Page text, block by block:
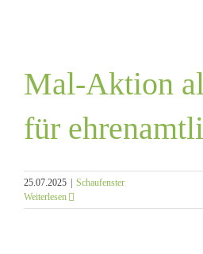
Mal-Aktion
für
25.07.2025
Schaufenster
Weiterlesen